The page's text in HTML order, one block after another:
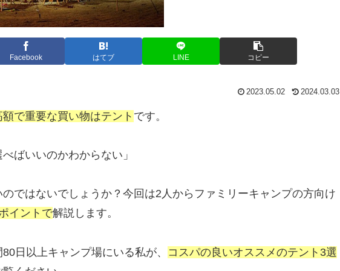
Facebook はてブ LINE コピー
2023.05.02 2024.03.03
額で重要な買い物はテント です。
ばいいのかわからない」
ではないでしょうか？今回は2人からファミリーキャンプの方向け
イント で解説します。
日以上キャンプ場にいる私が、 コスパの良いオススメのテント3選